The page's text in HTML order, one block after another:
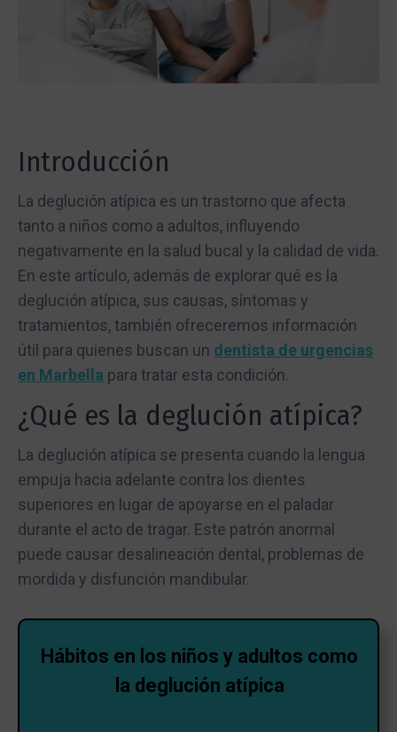
Introducción
La deglución atípica es un trastorno que afecta
tanto a niños como a adultos, influyendo
negativamente en la salud bucal y la calidad de vida.
En este artículo, además de explorar qué es la
deglución atípica, sus causas, síntomas y
tratamientos, también ofreceremos información
útil para quienes buscan un dentista de urgencias
en Marbella para tratar esta condición.
¿Qué es la deglución atípica?
La deglución atípica se presenta cuando la lengua
empuja hacia adelante contra los dientes
superiores en lugar de apoyarse en el paladar
durante el acto de tragar. Este patrón anormal
puede causar desalineación dental, problemas de
mordida y disfunción mandibular.
Hábitos en los niños y adultos como
la deglución atípica